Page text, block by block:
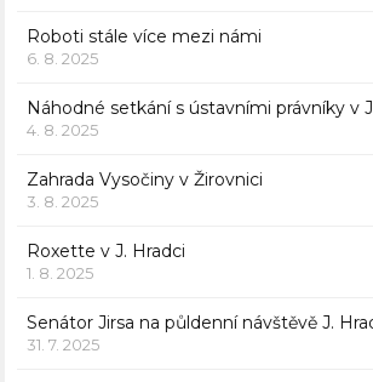
Roboti stále více mezi námi
6. 8. 2025
Náhodné setkání s ústavními právníky v
4. 8. 2025
Zahrada Vysočiny v Žirovnici
3. 8. 2025
Roxette v J. Hradci
1. 8. 2025
Senátor Jirsa na půldenní návštěvě J.
31. 7. 2025